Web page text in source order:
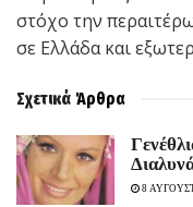
στόχο την
σε Ελλάδα και
Σχετικά Άρθρα
8